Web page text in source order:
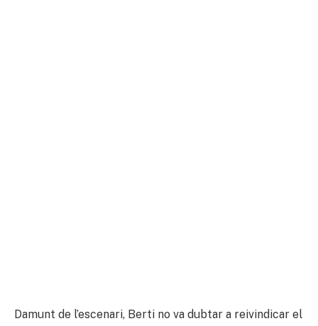
Damunt de l’escenari, Berti no va dubtar a reivindicar el